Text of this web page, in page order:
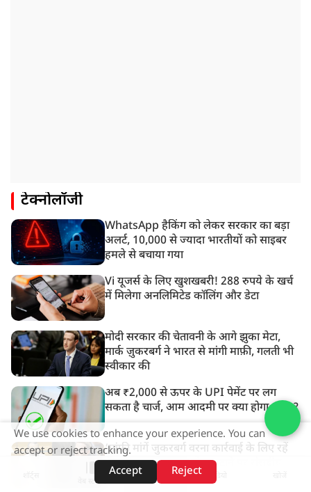
टेक्नोलॉजी
WhatsApp हैकिंग को लेकर सरकार का बड़ा
अलर्ट, 10,000 से ज्यादा भारतीयों को साइबर
हमले से बचाया गया
Vi यूजर्स के लिए खुशखबरी! 288 रुपये के खर्च
में मिलेगा अनलिमिटेड कॉलिंग और डेटा
मोदी सरकार की चेतावनी के आगे झुका मेटा,
मार्क ज़ुकरबर्ग ने भारत से मांगी माफ़ी, गलती भी
स्वीकार की
अब ₹2,000 से ऊपर के UPI पेमेंट पर लग
सकता है चार्ज, आम आदमी पर क्या होगा असर?
‘मांफी मांगें जुकरबर्ग वरना कार्रवाई के लिए रहें
तैयार’, PM मोदी की पोस्ट हटाने पर संसदीय
समिति ने Meta को लगाई फटकार
वेब स्टोरीज़
We use cookies to enhance your experience. You can
accept or reject tracking.
Accept
Reject